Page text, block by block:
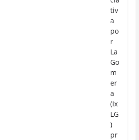
tiv
a
po
r
La
Go
m
er
a
(Ix
LG
)
pr